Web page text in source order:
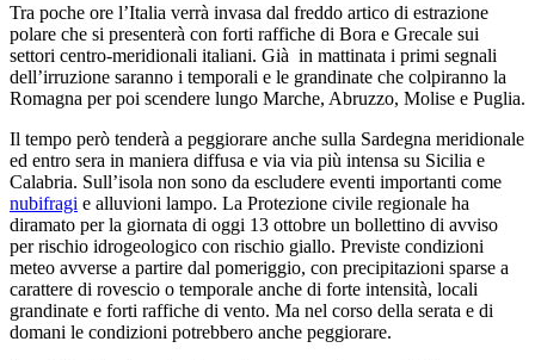
Tra poche ore l’Italia verrà invasa dal freddo artico di estrazione
polare che si presenterà con forti raffiche di Bora e Grecale sui
settori centro-meridionali italiani. Già in mattinata i primi segnali
dell’irruzione saranno i temporali e le grandinate che colpiranno la
Romagna per poi scendere lungo Marche, Abruzzo, Molise e Puglia.
Il tempo però tenderà a peggiorare anche sulla Sardegna meridionale
ed entro sera in maniera diffusa e via via più intensa su Sicilia e
Calabria. Sull’isola non sono da escludere eventi importanti come
nubifragi e alluvioni lampo. La Protezione civile regionale ha
diramato per la giornata di oggi 13 ottobre un bollettino di avviso
per rischio idrogeologico con rischio giallo. Previste condizioni
meteo avverse a partire dal pomeriggio, con precipitazioni sparse a
carattere di rovescio o temporale anche di forte intensità, locali
grandinate e forti raffiche di vento. Ma nel corso della serata e di
domani le condizioni potrebbero anche peggiorare.